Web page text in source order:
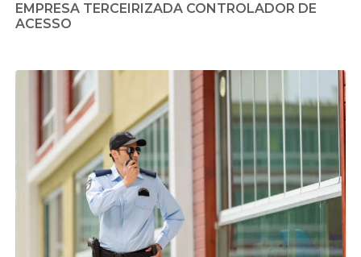
EMPRESA TERCEIRIZADA CONTROLADOR DE
ACESSO